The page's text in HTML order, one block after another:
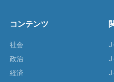
コンテンツ
社会
政治
経済